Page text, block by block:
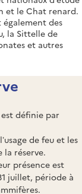
et le Chat renard.
des
la Sittelle de
et autres
définie par
de feu et les
réserve.
présence est
juillet, période à